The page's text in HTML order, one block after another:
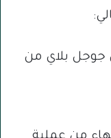
جوجل بلاي من